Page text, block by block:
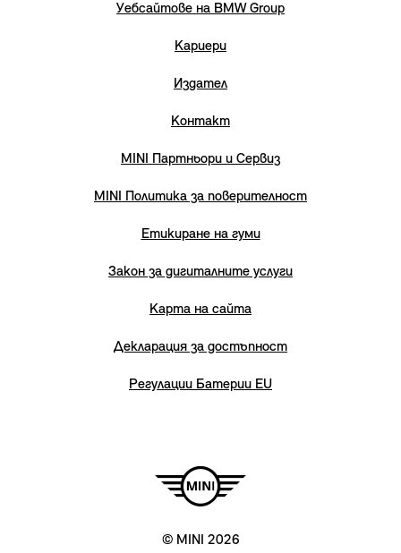
Уебсайтове на BMW Group
Кариери
Издател
Контакт
MINI Партньори и Сервиз
MINI Политика за поверителност
Етикиране на гуми
Закон за дигиталните услуги
Карта на сайта
Декларация за достъпност
Регулации Батерии EU
© MINI 2026